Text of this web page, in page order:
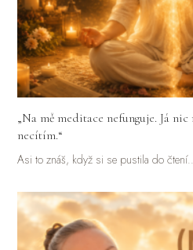
„Na mě meditace nefunguje. Já
necítím.“
Asi to znáš, když si se pustila do